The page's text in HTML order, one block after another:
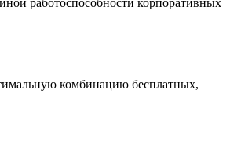
работоспособности корпоративных
комбинацию бесплатных,